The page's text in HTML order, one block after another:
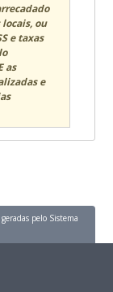
ou
e taxas
as
e
pelo Sistema